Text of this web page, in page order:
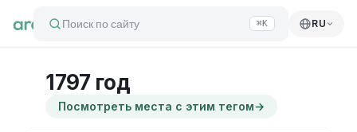
Поиск по сайту ⌘K RU
1797 год
Посмотреть места с этим тегом→